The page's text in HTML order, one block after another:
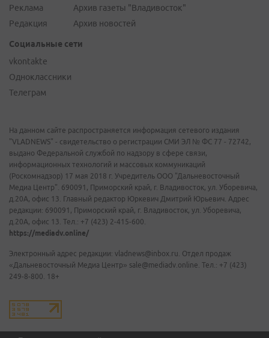
Реклама
Редакция
Архив газеты "Владивосток"
Архив новостей
Социальные сети
vkontakte
Одноклассники
Телеграм
На данном сайте распространяется информация сетевого издания
"VLADNEWS" - свидетельство о регистрации СМИ ЭЛ № ФС 77 - 72742,
выдано Федеральной службой по надзору в сфере связи,
информационных технологий и массовых коммуникаций
(Роскомнадзор) 17 мая 2018 г. Учредитель ООО "Дальневосточный
Медиа Центр". 690091, Приморский край, г. Владивосток, ул. Уборевича,
д.20А, офис 13. Главный редактор Юркевич Дмитрий Юрьевич. Адрес
редакции: 690091, Приморский край, г. Владивосток, ул. Уборевича,
д.20А, офис 13. Тел.: +7 (423) 2-415-600.
https://mediadv.online/
Электронный адрес редакции: vladnews@inbox.ru. Отдел продаж
«Дальневосточный Медиа Центр» sale@mediadv.online. Тел.: +7 (423)
249-8-800. 18+